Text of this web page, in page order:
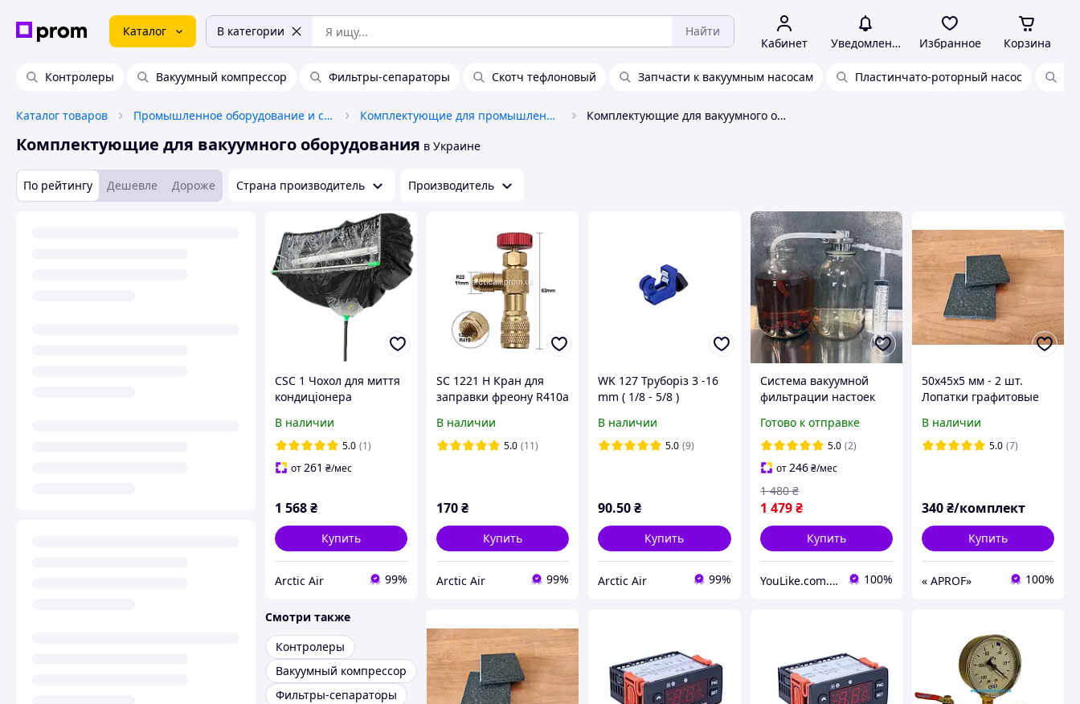
Каталог В категории Найти
Кабинет Уведомления Избранное Корзина
Контролеры Вакуумный компрессор Фильтры-сепараторы Скотч тефлоновый Запчасти к вакуумным насосам Пластинчато-роторный насос
Каталог товаров Промышленное оборудование и станки Комплектующие для промышленного оборудования и станков Комплектующие для вакуумного оборудования
Комплектующие для вакуумного оборудования в Украине
По рейтингу Дешевле Дороже Страна производитель Производитель
CSC 1 Чохол для миття
кондиціонера
В наличии
5.0 (1)
от261 ₴/мес
1 568₴
Купить
Arctic Air 99%
SC 1221 H Кран для
заправки фреону R410a
В наличии
5.0 (11)
170₴
Купить
Arctic Air 99%
WK 127 Труборіз 3 -16
mm ( 1/8 - 5/8 )
В наличии
5.0 (9)
90.50₴
Купить
Arctic Air 99%
Система вакуумной
фильтрации настоек
растворов
Готово к отправке
5.0 (2)
от246 ₴/мес
1 479 ₴
1 480 ₴
Купить
YouLike.com.ua 100%
50х45х5 мм - 2 шт.
Лопатки графитовые
аппарата Буренка-1,
Березка-1
В наличии
5.0 (7)
340₴/комплект
Купить
« APROF» 100%
Смотри также
Контролеры
Вакуумный компрессор
Фильтры-сепараторы